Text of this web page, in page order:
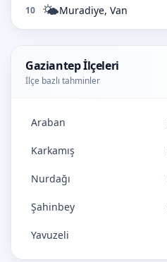
10 🌤️Muradiye, Van
Gaziantep İlçeleri
İlçe bazlı tahminler
Araban
Karkamış
Nurdağı
Şahinbey
Yavuzeli